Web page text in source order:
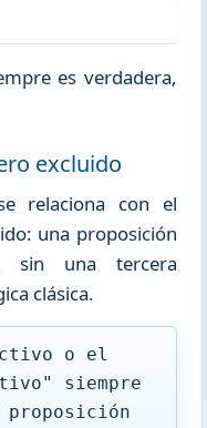
es verdadera,
excluido
relaciona con el
una proposición
sin una tercera
clásica.
o el
siempre